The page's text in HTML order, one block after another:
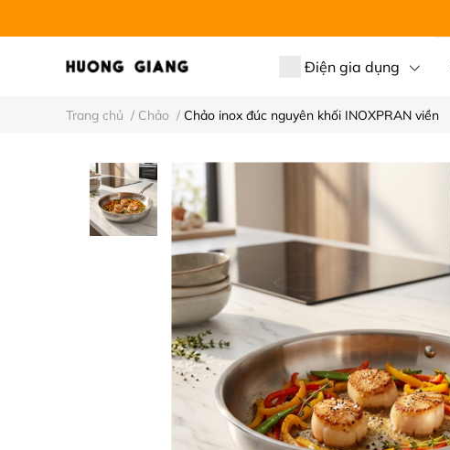
Điện gia dụng
Trang chủ / Chảo / Chảo inox đúc nguyên khối INOXPRAN viền